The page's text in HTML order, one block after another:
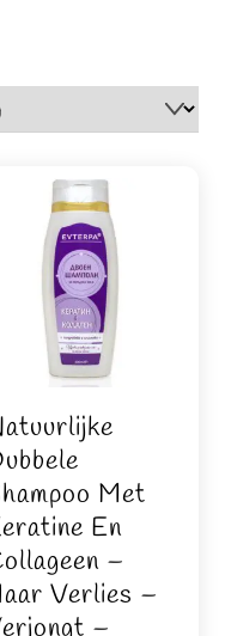
Met
En
–
Verlies –